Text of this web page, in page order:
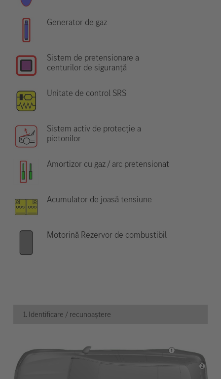
Generator de gaz
Sistem de pretensionare a
centurilor de siguranță
Unitate de control SRS
Sistem activ de protecție a
pietonilor
Amortizor cu gaz / arc pretensionat
Acumulator de joasă tensiune
Motorină Rezervor de combustibil
1. Identificare / recunoaștere